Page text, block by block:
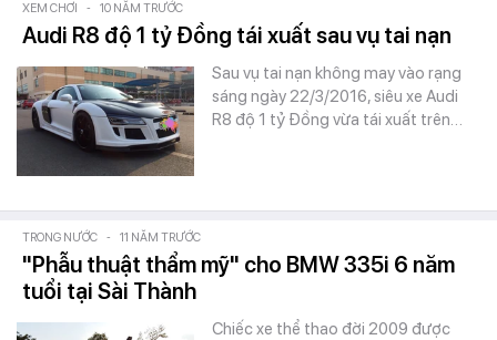
XEM CHƠI - 10 NĂM TRƯỚC
Audi R8 độ 1 tỷ Đồng tái xuất sau vụ tai nạn
Sau vụ tai nạn không may vào rạng
sáng ngày 22/3/2016, siêu xe Audi
R8 độ 1 tỷ Đồng vừa tái xuất trên…
TRONG NƯỚC - 11 NĂM TRƯỚC
"Phẫu thuật thẩm mỹ" cho BMW 335i 6 năm
tuổi tại Sài Thành
Chiếc xe thể thao đời 2009 được